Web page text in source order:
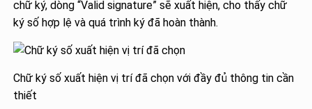
chữ ký, dòng “Valid signature” sẽ xuất hiện, cho thấy chữ
ký số hợp lệ và quá trình ký đã hoàn thành.
Chữ ký số xuất hiện vị trí đã chọn với đầy đủ thông tin cần
thiết